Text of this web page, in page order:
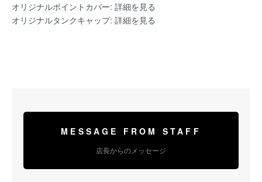
オリジナルポイントカバー: 詳細を見る
オリジナルタンクキャップ: 詳細を見る
MESSAGE FROM STAFF
店長からのメッセージ